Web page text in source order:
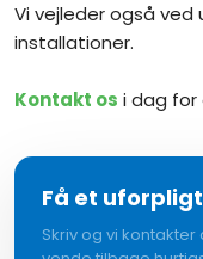
Vi vejleder også
installationer.
Kontakt os i dag for
Få et
Skriv og vi